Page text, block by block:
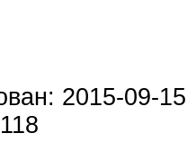
2015-09-15